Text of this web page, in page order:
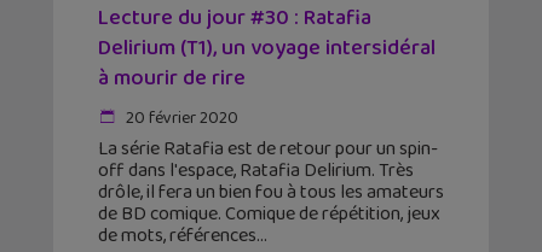
Lecture du jour #30 : Ratafia
Delirium (T1), un voyage intersidéral
à mourir de rire
20 février 2020
La série Ratafia est de retour pour un spin-
off dans l'espace, Ratafia Delirium. Très
drôle, il fera un bien fou à tous les amateurs
de BD comique. Comique de répétition, jeux
de mots, références